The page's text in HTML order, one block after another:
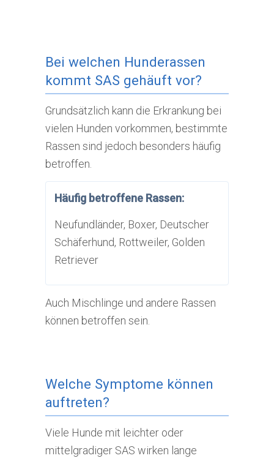
Bei welchen Hunderassen
kommt SAS gehäuft vor?
Grundsätzlich kann die Erkrankung bei
vielen Hunden vorkommen, bestimmte
Rassen sind jedoch besonders häufig
betroffen.
Häufig betroffene Rassen:
Neufundländer, Boxer, Deutscher
Schäferhund, Rottweiler, Golden
Retriever
Auch Mischlinge und andere Rassen
können betroffen sein.
Welche Symptome können
auftreten?
Viele Hunde mit leichter oder
mittelgradiger SAS wirken lange